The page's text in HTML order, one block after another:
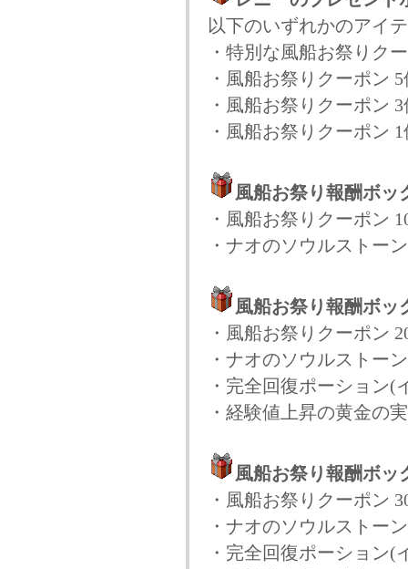
以下のいずれかのアイ
・特別な風船お祭りク
・風船お祭りクーポン 5
・風船お祭りクーポン 3
・風船お祭りクーポン 1
風船お祭り報酬ボ
・風船お祭りクーポン
・ナオのソウルストー
風船お祭り報酬ボ
・風船お祭りクーポン
・ナオのソウルストー
・完全回復ポーション(
・経験値上昇の黄金の
風船お祭り報酬ボ
・風船お祭りクーポン
・ナオのソウルストー
・完全回復ポーション(